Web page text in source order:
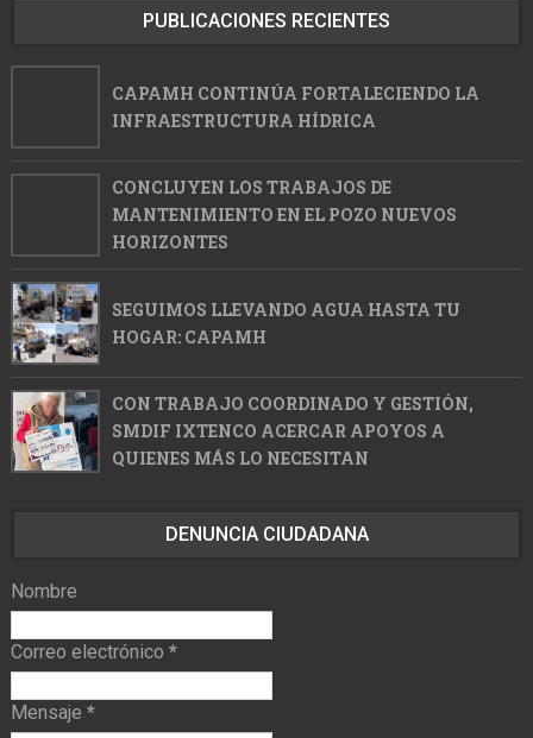
PUBLICACIONES RECIENTES
CAPAMH CONTINÚA FORTALECIENDO LA
INFRAESTRUCTURA HÍDRICA
CONCLUYEN LOS TRABAJOS DE
MANTENIMIENTO EN EL POZO NUEVOS
HORIZONTES
SEGUIMOS LLEVANDO AGUA HASTA TU
HOGAR: CAPAMH
CON TRABAJO COORDINADO Y GESTIÓN,
SMDIF IXTENCO ACERCAR APOYOS A
QUIENES MÁS LO NECESITAN
DENUNCIA CIUDADANA
Nombre
Correo electrónico *
Mensaje *